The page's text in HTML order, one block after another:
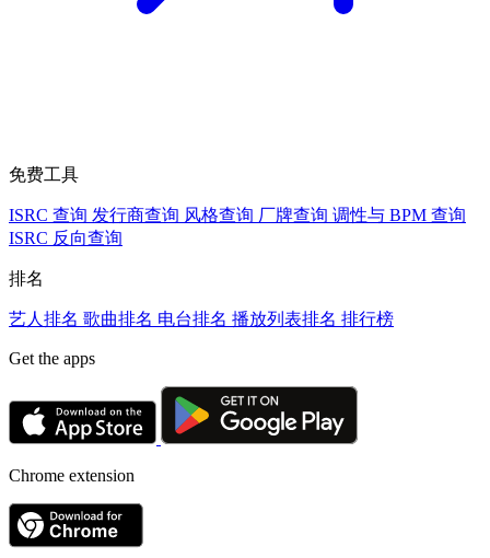
免费工具
ISRC 查询 发行商查询 风格查询 厂牌查询 调性与 BPM 查询
ISRC 反向查询
排名
艺人排名 歌曲排名 电台排名 播放列表排名 排行榜
Get the apps
Chrome extension